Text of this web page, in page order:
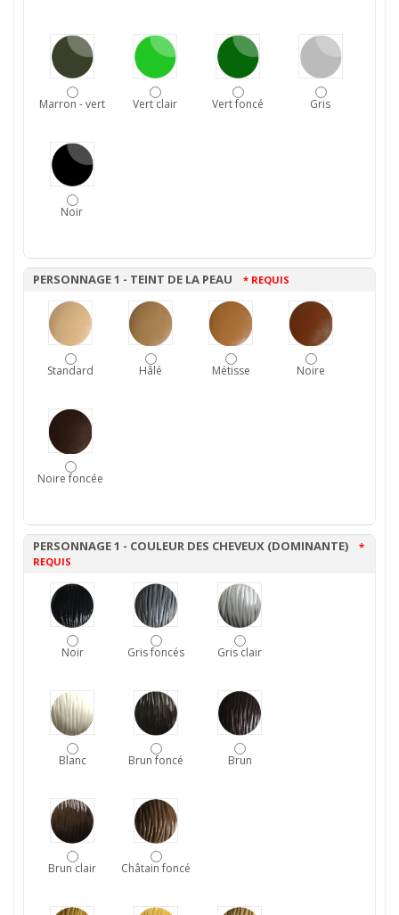
Marron - vert Vert clair Vert foncé Gris
Noir
PERSONNAGE 1 - TEINT DE LA PEAU * REQUIS
Standard Hâlé Métisse Noire
Noire foncée
PERSONNAGE 1 - COULEUR DES CHEVEUX (DOMINANTE) *
REQUIS
Noir Gris foncés Gris clair
Blanc Brun foncé Brun
Brun clair Châtain foncé